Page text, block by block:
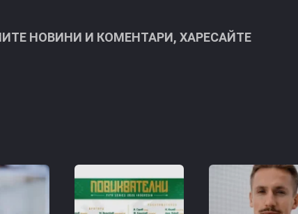
НОВИНИ И КОМЕНТАРИ, ХАРЕСАЙТЕ